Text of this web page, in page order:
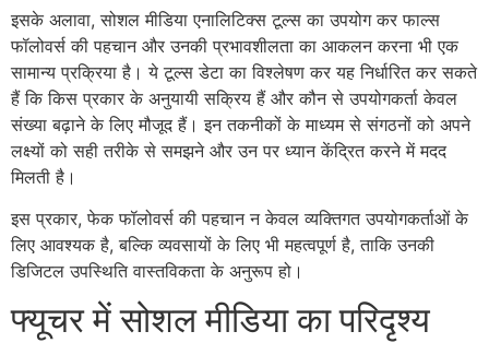
इसके अलावा, सोशल मीडिया एनालिटिक्स टूल्स का उपयोग कर फाल्स
फॉलोवर्स की पहचान और उनकी प्रभावशीलता का आकलन करना भी एक
सामान्य प्रक्रिया है। ये टूल्स डेटा का विश्लेषण कर यह निर्धारित कर सकते
हैं कि किस प्रकार के अनुयायी सक्रिय हैं और कौन से उपयोगकर्ता केवल
संख्या बढ़ाने के लिए मौजूद हैं। इन तकनीकों के माध्यम से संगठनों को अपने
लक्ष्यों को सही तरीके से समझने और उन पर ध्यान केंद्रित करने में मदद
मिलती है।
इस प्रकार, फेक फॉलोवर्स की पहचान न केवल व्यक्तिगत उपयोगकर्ताओं के
लिए आवश्यक है, बल्कि व्यवसायों के लिए भी महत्वपूर्ण है, ताकि उनकी
डिजिटल उपस्थिति वास्तविकता के अनुरूप हो।
फ्यूचर में सोशल मीडिया का परिदृश्य